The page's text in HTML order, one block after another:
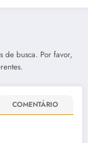
de busca. Por favor,
COMENTÁRIO